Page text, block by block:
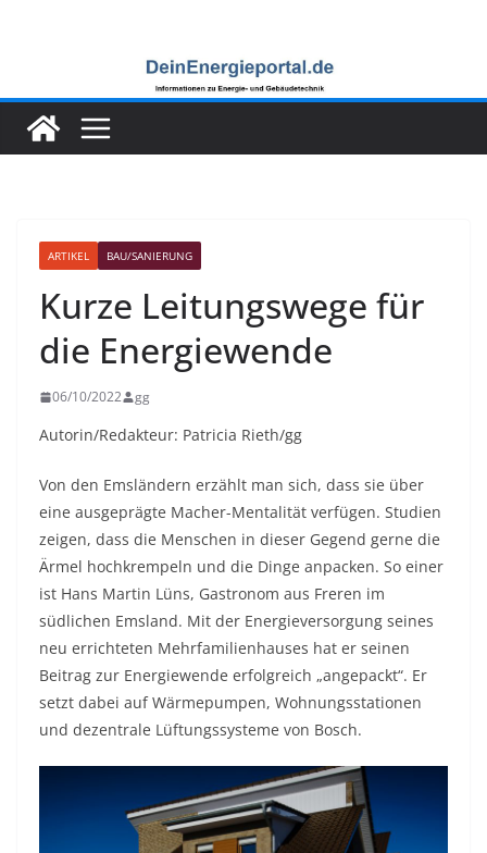
ARTIKEL BAU/SANIERUNG
Kurze Leitungswege für
die Energiewende
06/10/2022 gg
Autorin/Redakteur: Patricia Rieth/gg
Von den Emsländern erzählt man sich, dass sie über
eine ausgeprägte Macher-Mentalität verfügen. Studien
zeigen, dass die Menschen in dieser Gegend gerne die
Ärmel hochkrempeln und die Dinge anpacken. So einer
ist Hans Martin Lüns, Gastronom aus Freren im
südlichen Emsland. Mit der Energieversorgung seines
neu errichteten Mehrfamilienhauses hat er seinen
Beitrag zur Energiewende erfolgreich „angepackt“. Er
setzt dabei auf Wärmepumpen, Wohnungsstationen
und dezentrale Lüftungssysteme von Bosch.